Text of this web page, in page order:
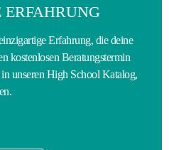
Erfahrung, die deine
kostenlosen Beratungstermin
unseren High School Katalog,